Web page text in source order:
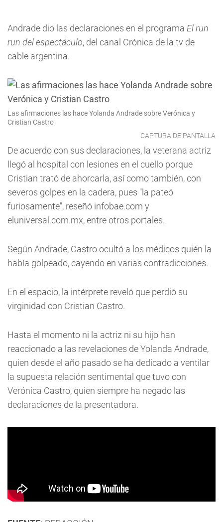
Andrade dio las declaraciones en el programa El run
run del espectáculo, del canal Crónica de la tv de
cable argentina.
Las afirmaciones las hace Yolanda Andrade sobre Verónica y
Cristian Castro
CAPTURA DE PANTALLA
De acuerdo con sus declaraciones, la veterana actriz
llegó al hospital con lesiones en el cuello porque
Cristian trató de ahorcarla, así como también, con
severos golpes en la cadera, pues "la pateó
furiosamente", reseñó infobae.com y
eluniversal.com.mx, entre otros portales.
Según Andrade, Castro ocultó a los médicos quién la
había golpeado, cayendo en varias contradicciones.
En el espacio, la intérprete reveló que perdió su
virginidad con Cristian Castro.
Hasta el momento ni la actriz ni su hijo han
reaccionado a las revelaciones de Yolanda Andrade,
quien desde el año pasado se ha dedicado a ventilar
la supuesta relación sentimental que tuvo con
Verónica Castro, quien siempre ha negado las
declaraciones de la presentadora.